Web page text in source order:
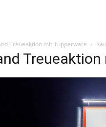
Treueaktion mit Tupperware